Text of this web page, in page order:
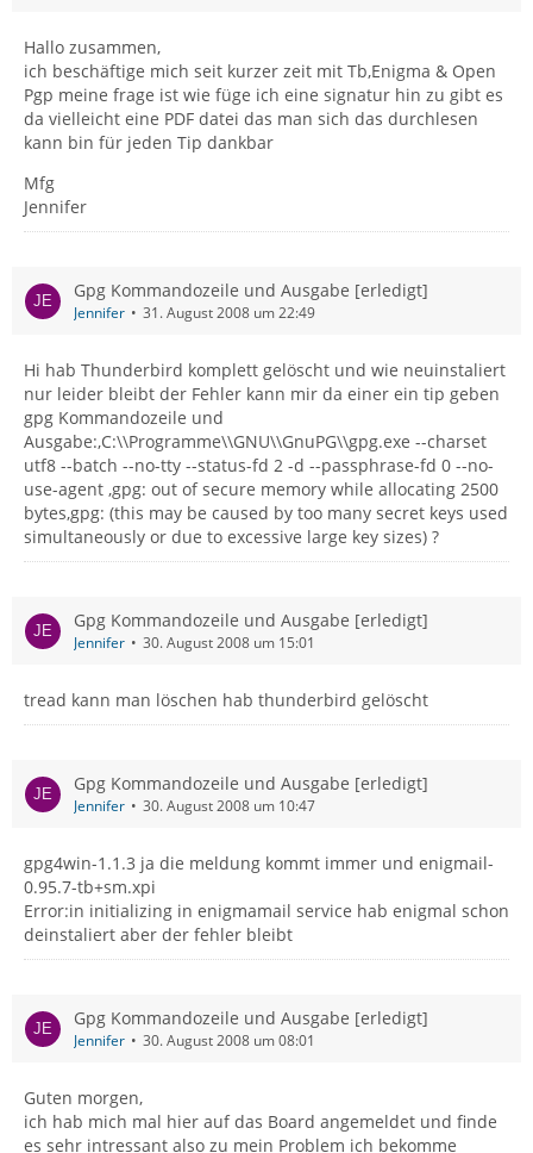
Hallo zusammen,
ich beschäftige mich seit kurzer zeit mit Tb,Enigma & Open
Pgp meine frage ist wie füge ich eine signatur hin zu gibt es
da vielleicht eine PDF datei das man sich das durchlesen
kann bin für jeden Tip dankbar
Mfg
Jennifer
Gpg Kommandozeile und Ausgabe [erledigt]
Jennifer 31. August 2008 um 22:49
Hi hab Thunderbird komplett gelöscht und wie neuinstaliert
nur leider bleibt der Fehler kann mir da einer ein tip geben
gpg Kommandozeile und
Ausgabe:,C:\\Programme\\GNU\\GnuPG\\gpg.exe --charset
utf8 --batch --no-tty --status-fd 2 -d --passphrase-fd 0 --no-
use-agent ,gpg: out of secure memory while allocating 2500
bytes,gpg: (this may be caused by too many secret keys used
simultaneously or due to excessive large key sizes) ?
Gpg Kommandozeile und Ausgabe [erledigt]
Jennifer 30. August 2008 um 15:01
tread kann man löschen hab thunderbird gelöscht
Gpg Kommandozeile und Ausgabe [erledigt]
Jennifer 30. August 2008 um 10:47
gpg4win-1.1.3 ja die meldung kommt immer und enigmail-
0.95.7-tb+sm.xpi
Error:in initializing in enigmamail service hab enigmal schon
deinstaliert aber der fehler bleibt
Gpg Kommandozeile und Ausgabe [erledigt]
Jennifer 30. August 2008 um 08:01
Guten morgen,
ich hab mich mal hier auf das Board angemeldet und finde
es sehr intressant also zu mein Problem ich bekomme